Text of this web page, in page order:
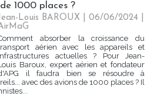
1000 places ?
Louis BAROUX | 06/06/2024
absorber la croissance du
aérien avec les appareils et
actuelles ? Pour Jean-
Baroux, expert aérien et fondateur
il faudra bien se résoudre à
avec des avions de 1000 places ? Il